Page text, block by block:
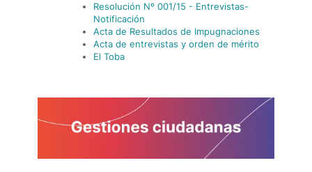
Resolución Nº 001/15 - Entrevistas-
Notificación
Acta de Resultados de Impugnaciones
Acta de entrevistas y orden de mérito
El Toba